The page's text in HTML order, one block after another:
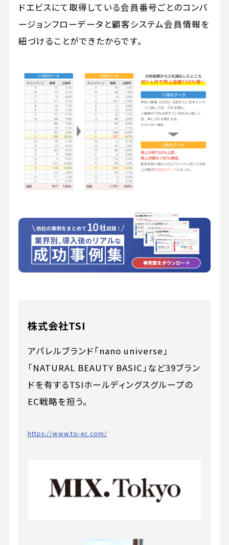
ドエビスにて取得している会員番号ごとのコンバ
ージョンフローデータと顧客システム会員情報を
紐づけることができたからです。
株式会社TSI
アパレルブランド「nano universe」
「NATURAL BEAUTY BASIC」など39ブラン
ドを有するTSIホールディングスグループの
EC戦略を担う。
https://www.tsi-ec.com/